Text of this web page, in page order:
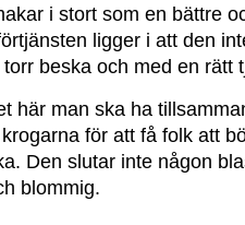
i stort som en bättre
ligger i att den
beska och med en rätt
här man ska ha
för att få folk att
Den slutar inte någon
blommig.